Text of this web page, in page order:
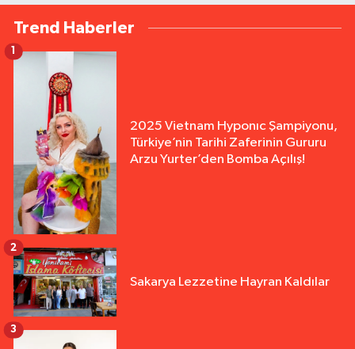
Trend Haberler
2025 Vietnam Hyponıc Şampiyonu,
Türkiye’nin Tarihi Zaferinin Gururu
Arzu Yurter’den Bomba Açılış!
1
Sakarya Lezzetine Hayran Kaldılar
2
3